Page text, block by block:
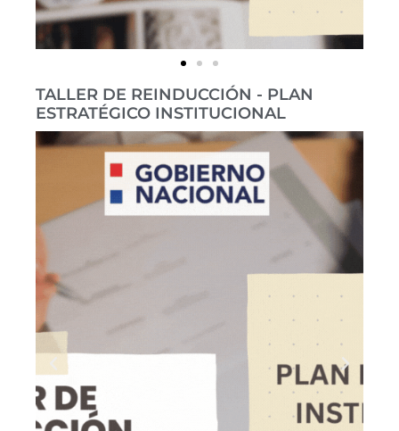
TALLER DE REINDUCCIÓN - PLAN
ESTRATÉGICO INSTITUCIONAL